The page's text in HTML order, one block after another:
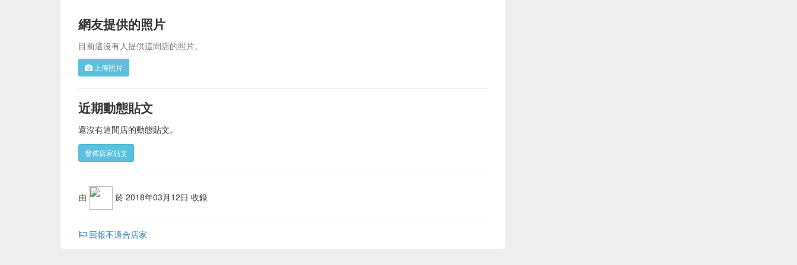
網友提供的照片
目前還沒有人提供這間店的照片。
上傳照片
近期動態貼文
還沒有這間店的動態貼文。
發佈店家貼文
由 於 2018年03月12日 收錄
回報不適合店家